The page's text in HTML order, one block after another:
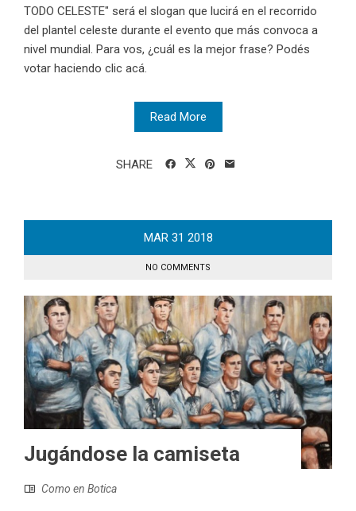
TODO CELESTE" será el slogan que lucirá en el recorrido
del plantel celeste durante el evento que más convoca a
nivel mundial. Para vos, ¿cuál es la mejor frase? Podés
votar haciendo clic acá.
Read More
SHARE
MAR 31 2018
NO COMMENTS
Jugándose la camiseta
Como en Botica